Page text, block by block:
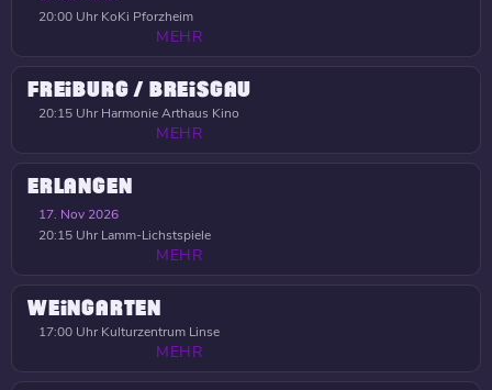
20:00 Uhr KoKi Pforzheim
MEHR
FREIBURG / BREISGAU
20:15 Uhr Harmonie Arthaus Kino
MEHR
ERLANGEN
17. Nov 2026
20:15 Uhr Lamm-Lichstspiele
MEHR
WEINGARTEN
17:00 Uhr Kulturzentrum Linse
MEHR